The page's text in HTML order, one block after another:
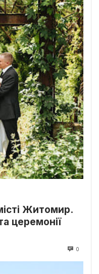
Житомир.
церемонії
0